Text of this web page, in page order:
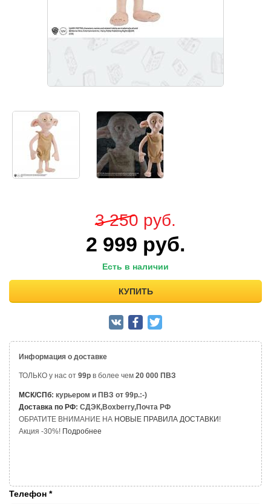
3 250 руб.
2 999 руб.
Есть в наличии
КУПИТЬ
Информация о доставке
ТОЛЬКО у нас от 99р в более чем 20 000 ПВЗ
МСК/СПб: курьером и ПВЗ от 99р.:-)
Доставка по РФ: СДЭК,Boxberry,Почта РФ
ОБРАТИТЕ ВНИМАНИЕ НА НОВЫЕ ПРАВИЛА ДОСТАВКИ!
Акция -30%! Подробнее
Телефон *